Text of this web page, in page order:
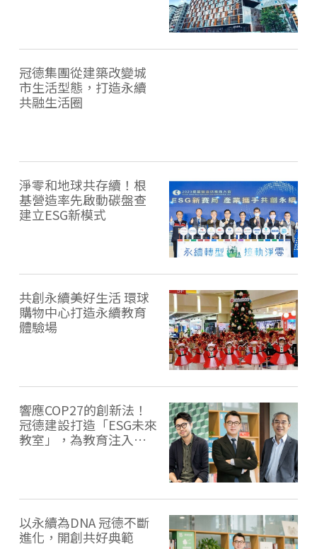
冠德集團從建築改變城
市生活型態，打造永續
共融生活圈
淨零和地球共存續！根
基營造率先啟動碳盤查
建立ESG新模式
共創永續美好生活 環球
購物中心打造永續教育
體驗場
響應COP27的創新法！
冠德建設打造「ESG未來
教室」，為教育注入永
以永續為DNA 冠德不斷
進化，開創共好典範